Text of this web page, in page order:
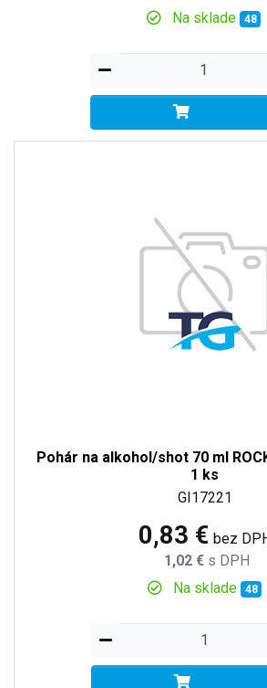
Na sklade
48
Pohár na alkohol/shot 70 ml
1 ks
GI17221
0,83 € bez
1,02 € s DPH
Na sklade
48